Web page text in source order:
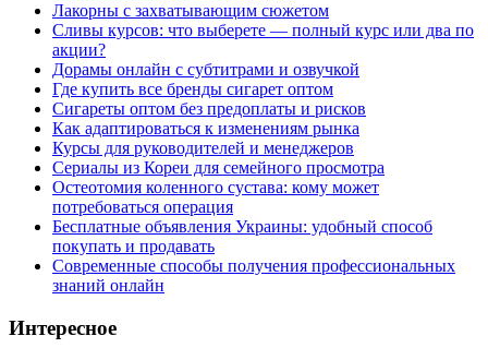
Лакорны с захватывающим сюжетом
Сливы курсов: что выберете — полный курс или два по
акции?
Дорамы онлайн с субтитрами и озвучкой
Где купить все бренды сигарет оптом
Сигареты оптом без предоплаты и рисков
Как адаптироваться к изменениям рынка
Курсы для руководителей и менеджеров
Сериалы из Кореи для семейного просмотра
Остеотомия коленного сустава: кому может
потребоваться операция
Бесплатные объявления Украины: удобный способ
покупать и продавать
Современные способы получения профессиональных
знаний онлайн
Интересное